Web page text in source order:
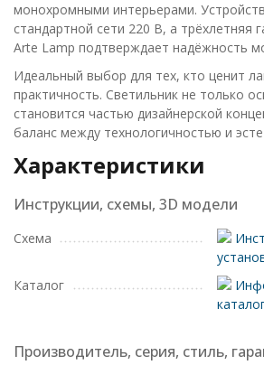
монохромными интерьерами.
стандартной сети 220 В, а трёхлетняя
Arte Lamp подтверждает надёжность
Идеальный выбор для тех, кто ценит
практичность. Светильник не только
становится частью дизайнерской
баланс между технологичностью и
Характеристики
Инструкции, схемы, 3D модели
Схема
Каталог
Производитель, серия, стиль,